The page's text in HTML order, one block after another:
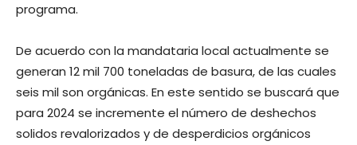
programa.
De acuerdo con la mandataria local actualmente se
generan 12 mil 700 toneladas de basura, de las cuales
seis mil son orgánicas. En este sentido se buscará que
para 2024 se incremente el número de deshechos
solidos revalorizados y de desperdicios orgánicos